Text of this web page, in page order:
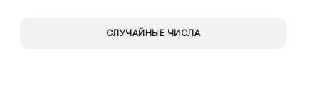
СЛУЧАЙНЫЕ ЧИСЛА